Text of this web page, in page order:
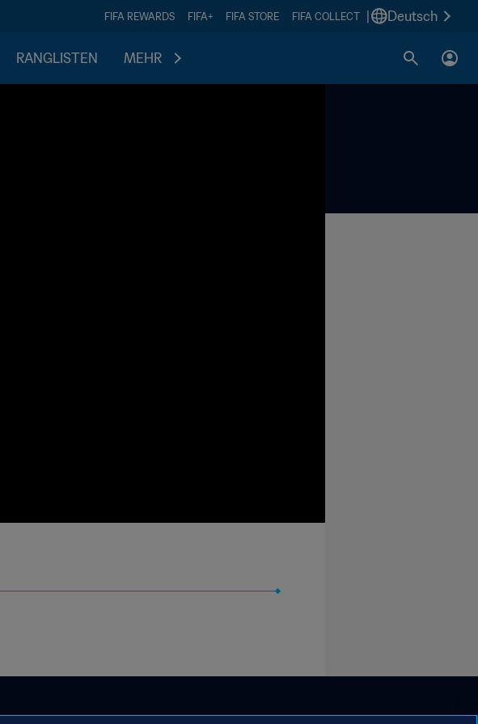
FIFA REWARDS FIFA+ FIFA STORE FIFA COLLECT Deutsch
RANGLISTEN MEHR